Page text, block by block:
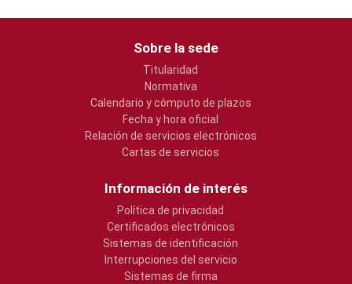
Sobre la sede
Titularidad
Normativa
Calendario y cómputo de plazos
Fecha y hora oficial
Relación de servicios electrónicos
Cartas de servicios
Información de interés
Política de privacidad
Certificados electrónicos
Sistemas de identificación
Interrupciones del servicio
Sistemas de firma